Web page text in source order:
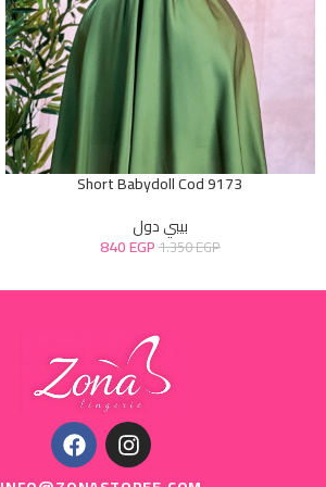
Short Babydoll Cod 9173
بيبي دول
1.350EGP
840EGP